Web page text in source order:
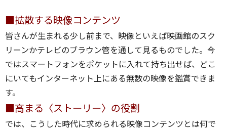
■拡散する映像コンテンツ
皆さんが生まれる少し前まで、映像といえば映画館のスク
リーンかテレビのブラウン管を通して見るものでした。今
ではスマートフォンをポケットに入れて持ち出せば、どこ
にいてもインターネット上にある無数の映像を鑑賞できま
す。
■高まる〈ストーリー〉の役割
では、こうした時代に求められる映像コンテンツとは何で